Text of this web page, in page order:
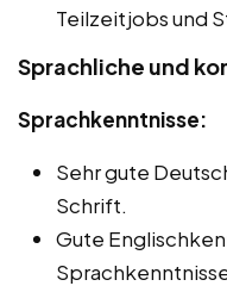
Teilzeitjobs und
Sprachliche und
Sprachkenntnisse:
Sehr gute
Schrift.
Gute